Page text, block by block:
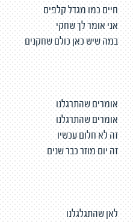
חיים כמו מגדל קלפים
אני אומר לך שחקי
במה שיש כאן כולם שחקנים
אומרים שהתרגלנו
אומרים שהתרגלנו
זה לא חלום עכשיו
זה יום מוזר כבר שנים
לאן שהתגלגלנו